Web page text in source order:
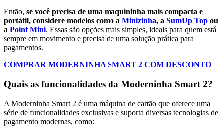
Então, se você precisa de uma maquininha mais compacta e
portátil, considere modelos como a Minizinha, a SumUp Top ou
a Point Mini. Essas são opções mais simples, ideais para quem está
sempre em movimento e precisa de uma solução prática para
pagamentos.
COMPRAR MODERNINHA SMART 2 COM DESCONTO
Quais as funcionalidades da Moderninha Smart 2?
A Moderninha Smart 2 é uma máquina de cartão que oferece uma
série de funcionalidades exclusivas e suporta diversas tecnologias de
pagamento modernas, como: